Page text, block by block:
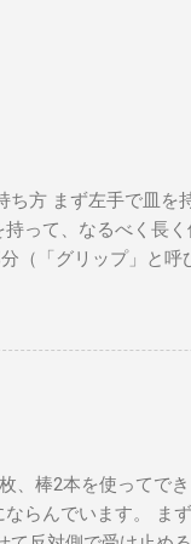
方 まず左手で皿を
って、なるべく長
（「グリップ」と呼
しましょう。 左手
離さないで確認し
手を放し、手首を
のが、最初の勢いの
クの先端が半径数
を振り回すのではな
2本を使ってでき
らんでいます。 ま